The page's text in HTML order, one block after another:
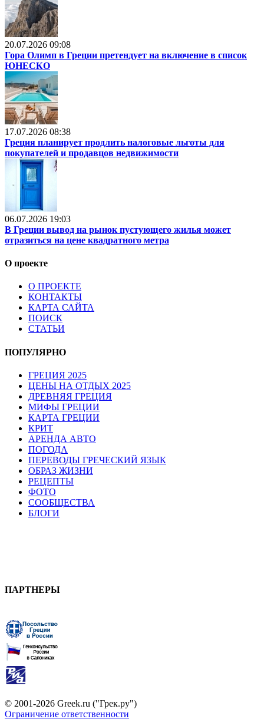
20.07.2026 09:08
Гора Олимп в Греции претендует на включение в список
ЮНЕСКО
17.07.2026 08:38
Греция планирует продлить налоговые льготы для
покупателей и продавцов недвижимости
06.07.2026 19:03
В Греции вывод на рынок пустующего жилья может
отразиться на цене квадратного метра
О проекте
О ПРОЕКТЕ
КОНТАКТЫ
КАРТА САЙТА
ПОИСК
СТАТЬИ
ПОПУЛЯРНО
ГРЕЦИЯ 2025
ЦЕНЫ НА ОТДЫХ 2025
ДРЕВНЯЯ ГРЕЦИЯ
МИФЫ ГРЕЦИИ
КАРТА ГРЕЦИИ
КРИТ
АРЕНДА АВТО
ПОГОДА
ПЕРЕВОДЫ ГРЕЧЕСКИЙ ЯЗЫК
ОБРАЗ ЖИЗНИ
РЕЦЕПТЫ
ФОТО
СООБЩЕСТВА
БЛОГИ
ПАРТНЕРЫ
© 2001-2026 Greek.ru ("Грек.ру")
Ограничение ответственности